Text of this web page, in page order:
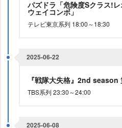
パズドラ「危険度Sクラス!
ウェイコンボ」
テレビ東京系列 18:00～18:30
2025-06-22
『戦隊大失格』2nd season
TBS系列 23:30～24:00
2025-06-08